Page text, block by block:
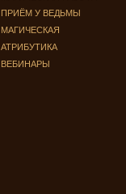
ПРИЁМ У ВЕДЬМЫ
МАГИЧЕСКАЯ
АТРИБУТИКА
ВЕБИНАРЫ